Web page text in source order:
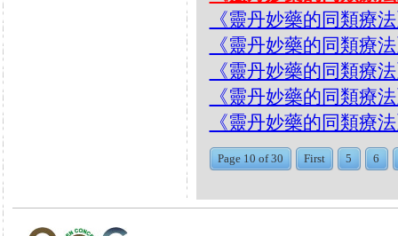
《靈丹妙藥的同類療
《靈丹妙藥的同類療
《靈丹妙藥的同類療
《靈丹妙藥的同類療
《靈丹妙藥的同類療
Page 10 of 30 First 5 6